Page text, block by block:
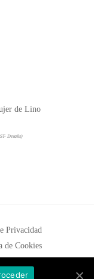
de Lino
Details)
Privacidad
de Cookies